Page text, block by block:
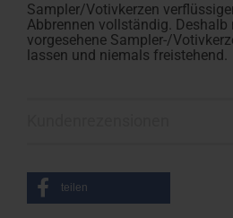
Sampler/Votivkerzen
Abbrennen vollständig. Deshalb
vorgesehene Sampler-/
lassen und niemals freistehend.
teilen